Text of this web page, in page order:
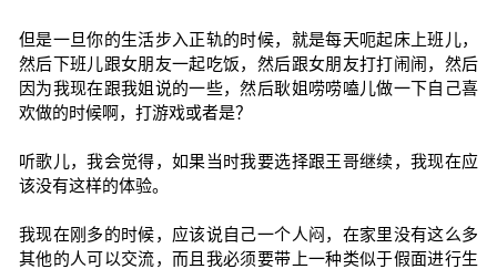
但是一旦你的生活步入正轨的时候，就是每天呃起床上班儿，
然后下班儿跟女朋友一起吃饭，然后跟女朋友打打闹闹，然后
因为我现在跟我姐说的一些，然后耿姐唠唠嗑儿做一下自己喜
欢做的时候啊，打游戏或者是？
听歌儿，我会觉得，如果当时我要选择跟王哥继续，我现在应
该没有这样的体验。
我现在刚多的时候，应该说自己一个人闷，在家里没有这么多
其他的人可以交流，而且我必须要带上一种类似于假面进行生